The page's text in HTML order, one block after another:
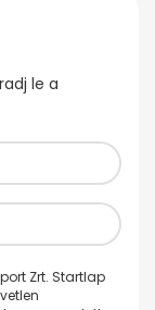
le a
Zrt. Startlap